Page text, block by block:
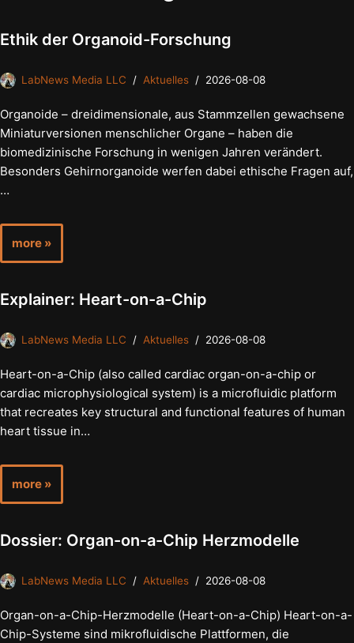
Ethik der Organoid-Forschung
LabNews Media LLC Aktuelles 2026-08-08
Organoide – dreidimensionale, aus Stammzellen gewachsene
Miniaturversionen menschlicher Organe – haben die
biomedizinische Forschung in wenigen Jahren verändert.
Besonders Gehirnorganoide werfen dabei ethische Fragen auf,
…
more »
Explainer: Heart-on-a-Chip
LabNews Media LLC Aktuelles 2026-08-08
Heart-on-a-Chip (also called cardiac organ-on-a-chip or
cardiac microphysiological system) is a microfluidic platform
that recreates key structural and functional features of human
heart tissue in…
more »
Dossier: Organ-on-a-Chip Herzmodelle
LabNews Media LLC Aktuelles 2026-08-08
Organ-on-a-Chip-Herzmodelle (Heart-on-a-Chip) Heart-on-a-
Chip-Systeme sind mikrofluidische Plattformen, die